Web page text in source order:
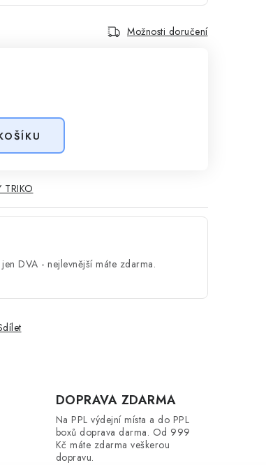
Možnosti doručení
TRIKO
DVA - nejlevnější máte zdarma.
DOPRAVA ZDARMA
Na PPL výdejní místa a do PPL
boxů doprava darma. Od 999
Kč máte zdarma veškerou
dopravu.